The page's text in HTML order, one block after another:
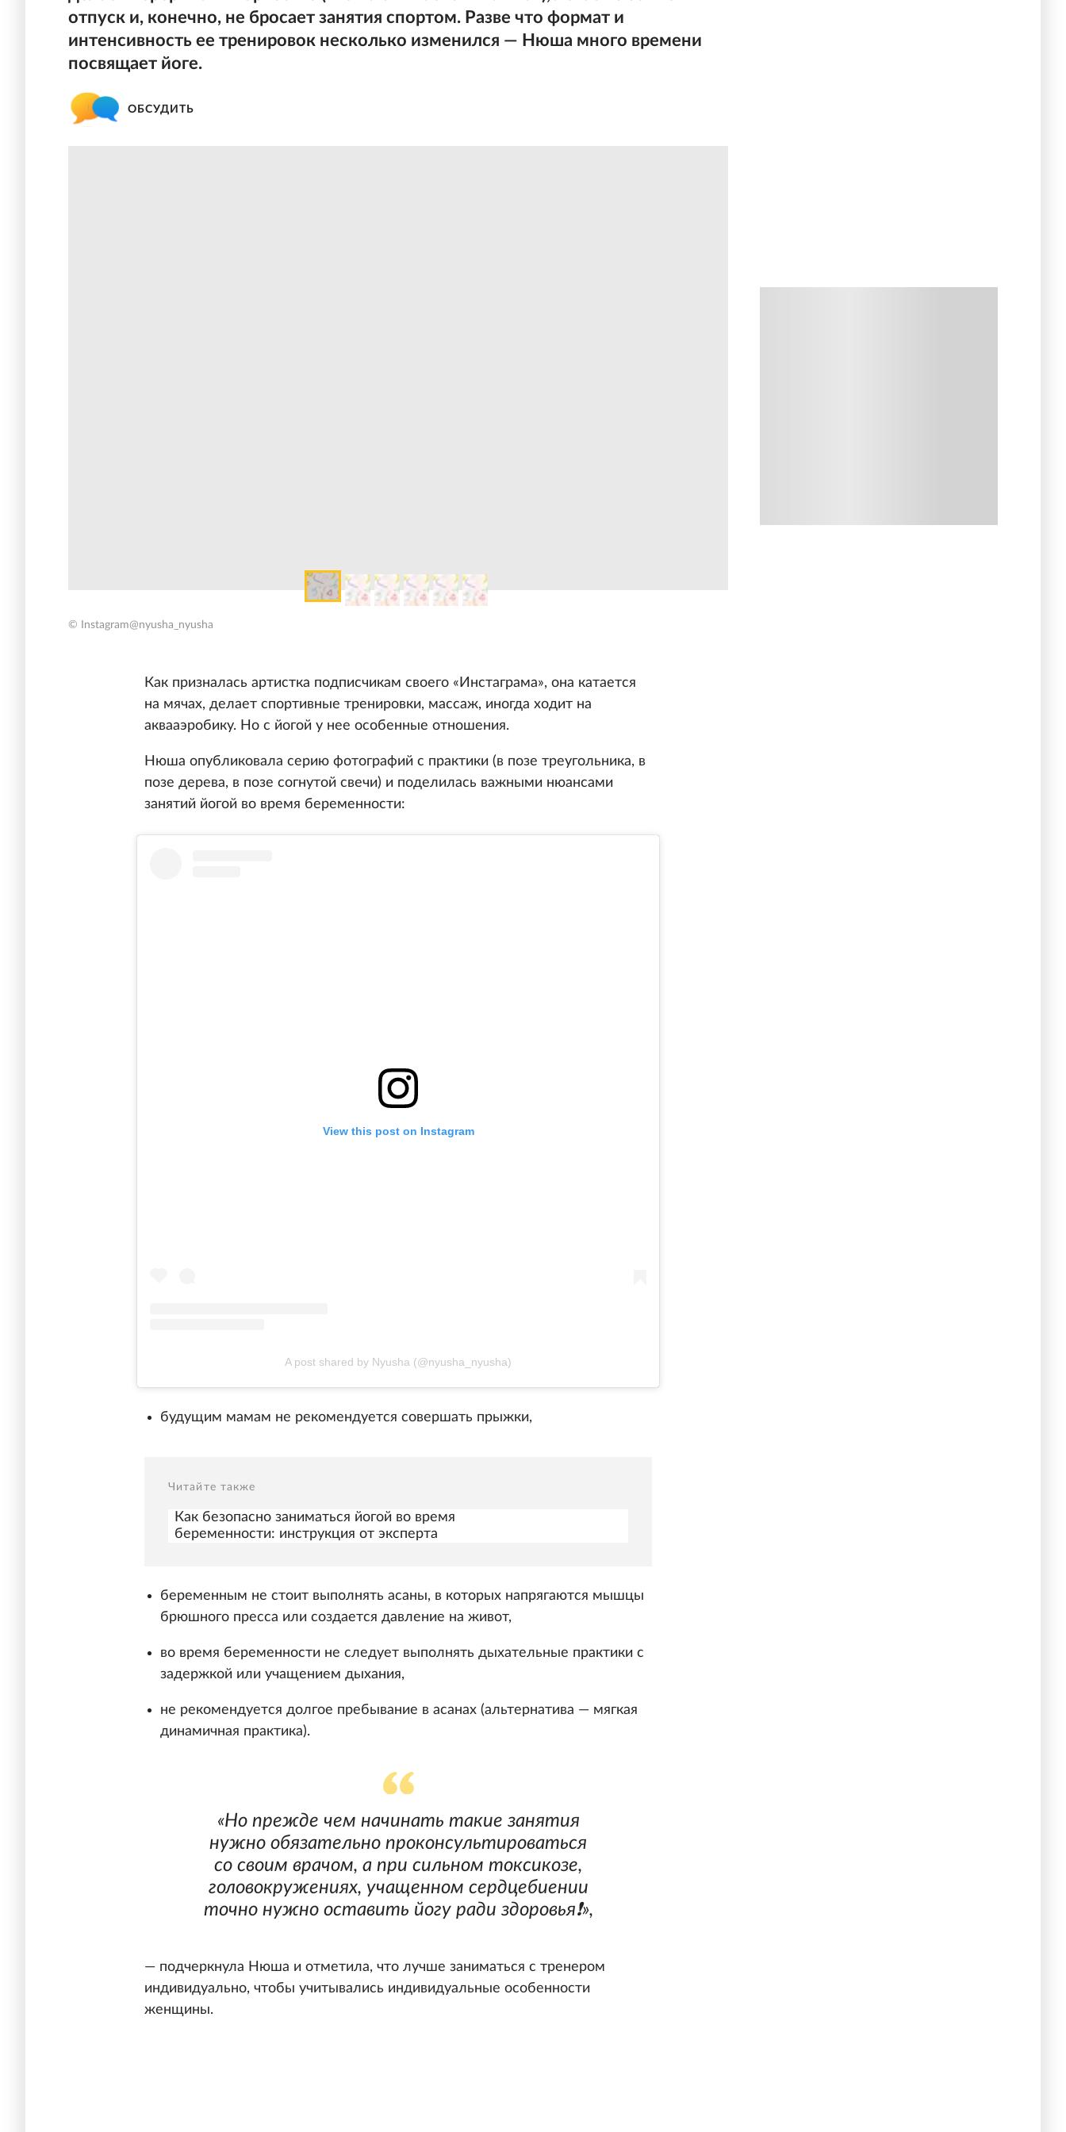
отпуск и, конечно, не бросает занятия спортом. Разве что формат и
интенсивность ее тренировок несколько изменился — Нюша много времени
посвящает йоге.
ОБСУДИТЬ
© Instagram@nyusha_nyusha
Как призналась артистка подписчикам своего «Инстаграма», она катается
на мячах, делает спортивные тренировки, массаж, иногда ходит на
аквааэробику. Но с йогой у нее особенные отношения.
Нюша опубликовала серию фотографий с практики (в позе треугольника, в
позе дерева, в позе согнутой свечи) и поделилась важными нюансами
занятий йогой во время беременности:
View this post on Instagram
A post shared by Nyusha (@nyusha_nyusha)
будущим мамам не рекомендуется совершать прыжки,
Читайте также
Как безопасно заниматься йогой во время
беременности: инструкция от эксперта
беременным не стоит выполнять асаны, в которых напрягаются мышцы
брюшного пресса или создается давление на живот,
во время беременности не следует выполнять дыхательные практики с
задержкой или учащением дыхания,
не рекомендуется долгое пребывание в асанах (альтернатива — мягкая
динамичная практика).
«Но прежде чем начинать такие занятия
нужно обязательно проконсультироваться
со своим врачом, а при сильном токсикозе,
головокружениях, учащенном сердцебиении
точно нужно оставить йогу ради здоровья❗️»,
— подчеркнула Нюша и отметила, что лучше заниматься с тренером
индивидуально, чтобы учитывались индивидуальные особенности
женщины.